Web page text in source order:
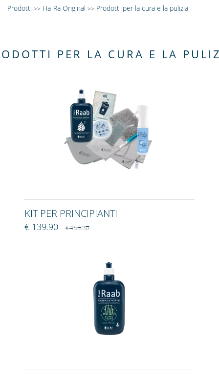
Prodotti >> Ha-Ra Original >> Prodotti per la cura e la pulizia
PER LA CURA E LA
KIT PER PRINCIPIANTI
€ 139.90€ 153.30